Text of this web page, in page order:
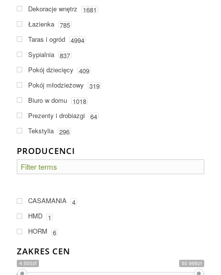
Dekoracje wnętrz
1681
Łazienka 785
Taras i ogród 4994
Sypialnia 837
Pokój dziecięcy
409
Pokój młodzieżowy
319
Biuro w domu 1018
Prezenty i drobiazgi
64
Tekstylia 296
PRODUCENCI
CASAMANIA 4
HMD 1
HORM
6
ZAKRES CEN
4 500zł 50 999zł